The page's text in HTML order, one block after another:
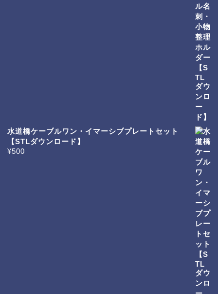
水道橋ケーブルワン・イマーシブプレートセット
【STLダウンロード】
¥500